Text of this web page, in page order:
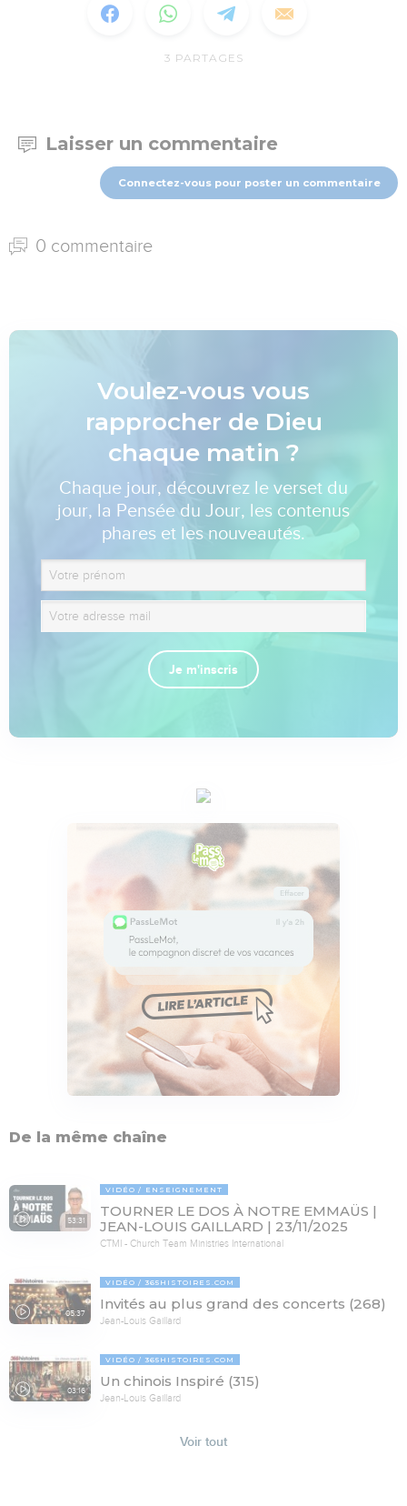
3 PARTAGES
Laisser un commentaire
Connectez-vous pour poster un commentaire
0 commentaire
Voulez-vous vous
rapprocher de Dieu
chaque matin ?
Chaque jour, découvrez le verset du
jour, la Pensée du Jour, les contenus
phares et les nouveautés.
Je m'inscris
De la même chaîne
53:31
VIDÉO ENSEIGNEMENT
TOURNER LE DOS À NOTRE EMMAÜS |
JEAN-LOUIS GAILLARD | 23/11/2025
CTMI - Church Team Ministries International
05:37
VIDÉO 365HISTOIRES.COM
Invités au plus grand des concerts (268)
Jean-Louis Gaillard
03:16
VIDÉO 365HISTOIRES.COM
Un chinois Inspiré (315)
Jean-Louis Gaillard
Voir tout